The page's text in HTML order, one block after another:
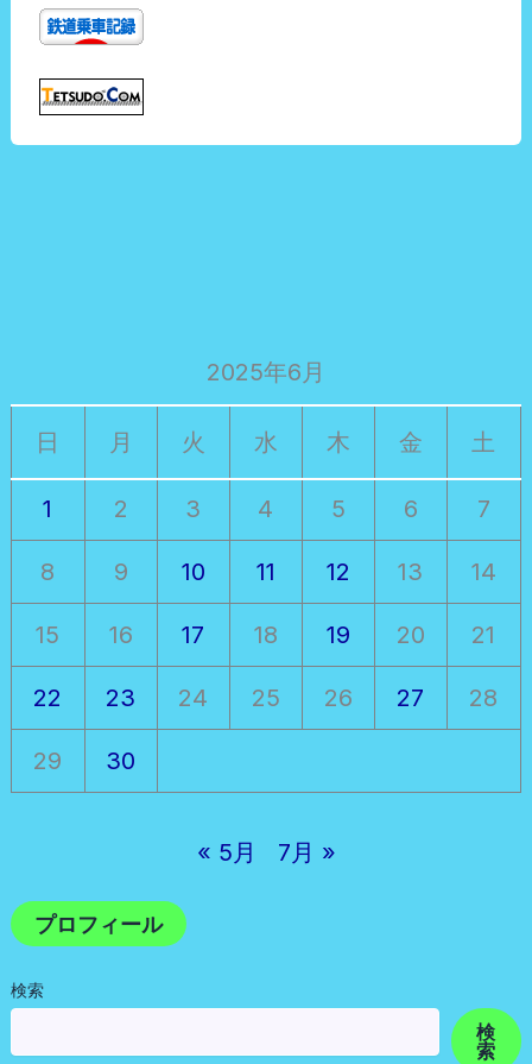
2025年6月
日 月 火 水 木 金 土
1 2 3 4 5 6 7
8 9 10 11 12 13 14
15 16 17 18 19 20 21
22 23 24 25 26 27 28
29 30
« 5月 7月 »
プロフィール
検索
検
索